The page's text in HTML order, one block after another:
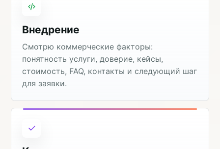
Внедрение
Смотрю коммерческие факторы:
понятность услуги, доверие, кейсы,
стоимость, FAQ, контакты и следующий шаг
для заявки.